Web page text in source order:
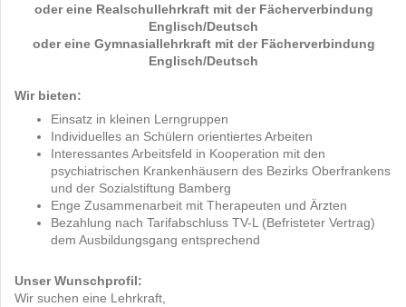
oder eine Realschullehrkraft mit der Fächerverbindung
Englisch/Deutsch
oder eine Gymnasiallehrkraft mit der Fächerverbindung
Englisch/Deutsch
Wir bieten:
Einsatz in kleinen Lerngruppen
Individuelles an Schülern orientiertes Arbeiten
Interessantes Arbeitsfeld in Kooperation mit den
psychiatrischen Krankenhäusern des Bezirks Oberfrankens
und der Sozialstiftung Bamberg
Enge Zusammenarbeit mit Therapeuten und Ärzten
Bezahlung nach Tarifabschluss TV-L (Befristeter Vertrag)
dem Ausbildungsgang entsprechend
Unser Wunschprofil:
Wir suchen eine Lehrkraft,